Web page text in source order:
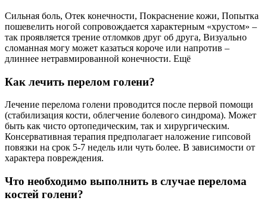
Сильная боль, Отек конечности, Покраснение кожи, Попытка
пошевелить ногой сопровождается характерным «хрустом» –
так проявляется трение отломков друг об друга, Визуально
сломанная могу может казаться короче или напротив –
длиннее нетравмированной конечности. Ещё
Как лечить перелом голени?
Лечение перелома голени проводится после первой помощи
(стабилизация кости, облегчение болевого синдрома). Может
быть как чисто ортопедическим, так и хирургическим.
Консервативная терапия предполагает наложение гипсовой
повязки на срок 5-7 недель или чуть более. В зависимости от
характера повреждения.
Что необходимо выполнить в случае перелома
костей голени?